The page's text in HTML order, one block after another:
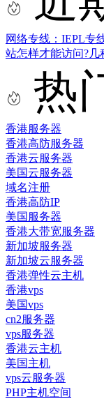
网络专线：IEPL专
站怎样才能访问?
热
香港服务器
香港高防服务器
香港云服务器
美国云服务器
域名注册
香港高防IP
美国服务器
香港大带宽服务器
新加坡服务器
新加坡云服务器
香港弹性云主机
香港vps
美国vps
cn2服务器
vps服务器
香港云主机
美国主机
vps云服务器
PHP主机空间